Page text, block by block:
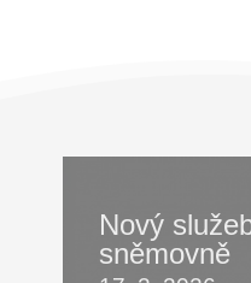
Nový
sněmovně